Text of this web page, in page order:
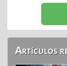
Artículos